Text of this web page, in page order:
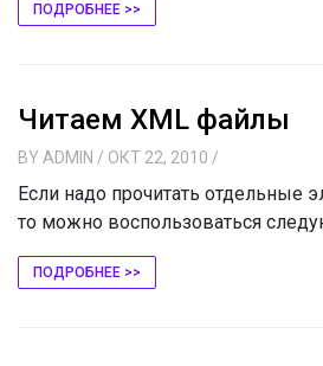
ПОДРОБНЕЕ >>
Читаем XML файлы
BY ADMIN / ОКТ 22, 2010 /
Если надо прочитать отдельные
то можно воспользоваться
ПОДРОБНЕЕ >>